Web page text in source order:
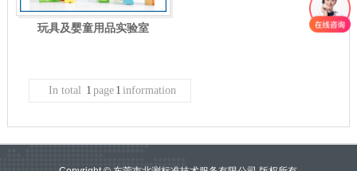
玩具及婴童用品实验室
In total 1 page 1 information